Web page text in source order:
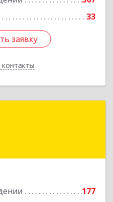
33
заявку
заявку
177
обл, Ростов-на-Дону г,